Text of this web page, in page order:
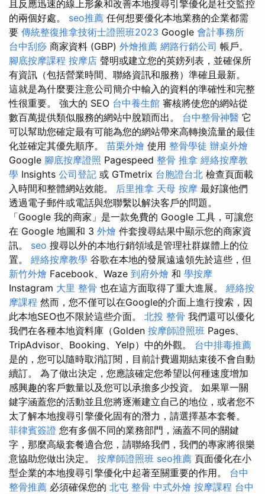
且反應迅速的線上形象和改善本地搜尋引擎優化是社交監控
的兩個好處。 seo推薦 任何想要優化本地業務的企業都需
要 傳統整復推拿技術士證照班2023 Google 會計事務所
台中刮痧 商家資料 (GBP) 外燴推薦 網路行銷公司 帳戶。
腳底按摩課程 按摩店 聲明或建立您的英鎊列表，並確保所
有資訊（包括營業時間、聯絡資訊和服務）準確且最新。
這就是為什麼要注意公司簡介中輸入的資料的準確性和完整
性很重要。 強大的 SEO 台中養生館 審核將使您的網站從
數百萬提供類似服務的網站中脫穎而出。 台中整骨神醫 它
可以幫助您確定最有可能為您的網站帶來高轉換流量的最佳
化並確定其優先順序。 苗栗外燴 使用 整骨學徒 辦桌外燴
Google 腳底按摩證照 Pagespeed 整骨 推拿 經絡按摩教
學 Insights 公司登記 或 GTmetrix 台胞證台北 檢查頁面載
入時間和整體網站效能。 后里推拿 天母 按摩 最好讓他們
透過電子郵件或電話與您聯繫以解決客戶的問題。
「Google 我的商家」是一款免費的 Google 工具，可讓您
在 Google 地圖和 3 外燴 件套搜尋結果中顯示您的商家資
訊。 seo 搜尋以外的本地行銷領域是管理社群媒體上的位
置。 經絡按摩教學 谷歌在本地的發展遠遠領先於這些，但
新竹外燴 Facebook、Waze 到府外燴 和 學按摩
Instagram 大里 整骨 也在這方面取得了重大進展。 經絡按
摩課程 然而，您不僅可以在Google的介面上進行搜索，因
此本地SEO也不限於這些介面。 北投 整骨 我們還可以優化
我們在各種本地資料庫（Golden 按摩師證照班 Pages、
TripAdvisor、Booking、Yelp）中的外觀。 台中排毒推薦
是的，您可以隨時取消訂閱，目前計費週期結束後不會自動
續訂。 為了做出決定，您應該確定您希望以何種速度增加
感興趣的客戶數量以及您可以承擔多少投資。 如果單一關
鍵字涵蓋您的活動並且您將逐漸建立自己的地位，或者您不
太了解本地搜尋引擎優化固有的潛力，請選擇基本套餐。
菲律賓簽證 您有多個不同的業務部門，涵蓋不同的關鍵
字，那麼高級套餐適合您，請聯絡我們，我們的專家將很樂
意協助您做出決定。 按摩師證照班 seo推薦 頁面優化在小
型企業的本地搜尋引擎優化中起著至關重要的作用。 台中
整骨推薦 必須確保您的 北屯 整骨 中式外燴 按摩課程 台中